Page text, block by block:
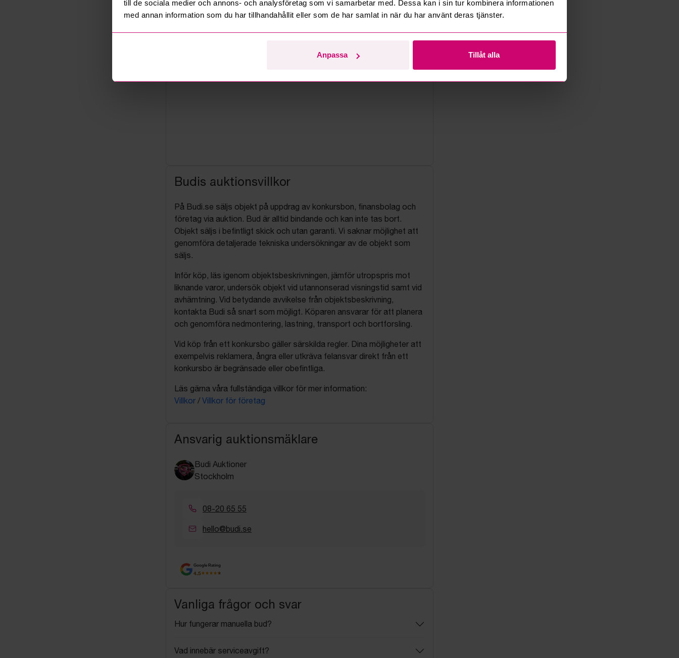
till de sociala medier och annons- och analysföretag som vi samarbetar med. Dessa kan i sin tur kombinera informationen
med annan information som du har tillhandahållit eller som de har samlat in när du har använt deras tjänster.
Anpassa Tillåt alla
Budis auktionsvillkor
På Budi.se säljs objekt på uppdrag av konkursbon, finansbolag och
företag via auktion. Bud är alltid bindande och kan inte tas bort.
Objekt säljs i befintligt skick och utan garanti. Vi saknar möjlighet att
genomföra detaljerade tekniska undersökningar av de objekt som
säljs.
Inför köp, läs igenom objektsbeskrivningen, jämför utropspris mot
liknande varor, undersök objekt vid utannonserad visningstid samt vid
avhämtning. Vid betydande avvikelse från objektsbeskrivning,
kontakta Budi så snart som möjligt. Köparen ansvarar för att planera
och genomföra nedmontering, lastning, transport och bortforsling.
Vid köp från ett konkursbo gäller särskilda regler. Dina möjligheter att
exempelvis reklamera, ångra eller utkräva felansvar direkt från ett
konkursbo är begränsade eller obefintliga.
Läs gärna våra fullständiga villkor för mer information:
Villkor / Villkor för företag
Ansvarig auktionsmäklare
Budi Auktioner
Stockholm
08-20 65 55
hello@budi.se
Google Rating
4.5
Vanliga frågor och svar
Hur fungerar manuella bud?
Vad innebär serviceavgift?